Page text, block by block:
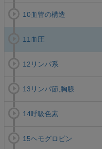
10血管の構造
11血圧
12リンパ系
13リンパ節,胸腺
14呼吸色素
15ヘモグロビン